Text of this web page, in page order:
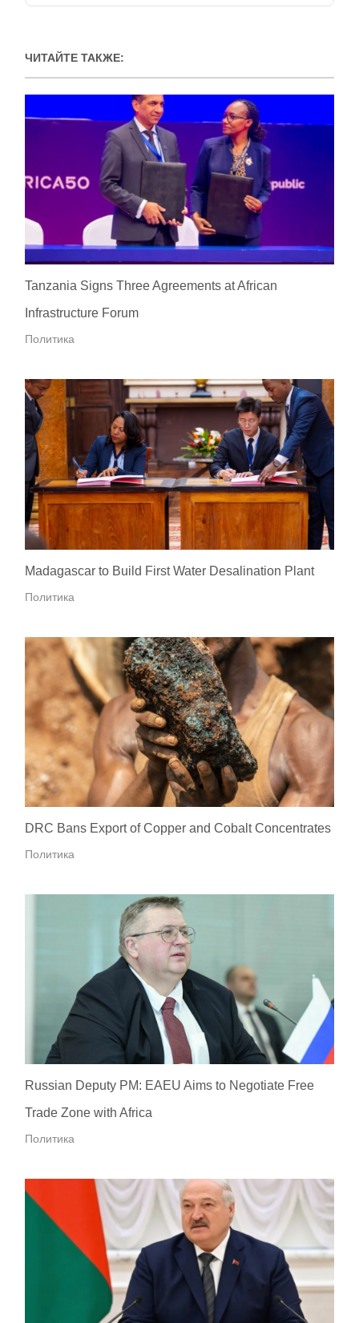
ЧИТАЙТЕ ТАКЖЕ:
Tanzania Signs Three Agreements at African
Infrastructure Forum
Политика
Madagascar to Build First Water Desalination Plant
Политика
DRC Bans Export of Copper and Cobalt Concentrates
Политика
Russian Deputy PM: EAEU Aims to Negotiate Free
Trade Zone with Africa
Политика